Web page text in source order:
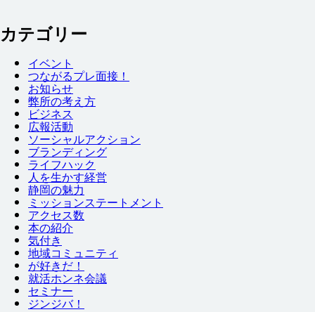
カテゴリー
イベント
つながるプレ面接 ！
お知らせ
弊所の考え 方
ビジネス
広報活動
ソーシャルアクション
ブランディング
ライフハック
人を生かす経営
静岡の魅力
ミッションステートメント
アクセス数
本の紹介
気付き
地域コミュニティ
が好きだ！
就活ホンネ会議
セミナー
ジンジバ！